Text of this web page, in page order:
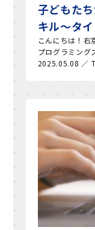
子どもた
キル～タ
こんにちは！右
プログラミング
2025.05.08 ／